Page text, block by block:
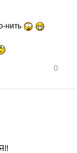
нить
0